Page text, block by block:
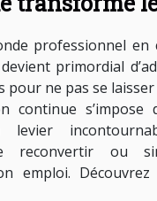
professionnel en
primordial
pour ne pas se
continue s’impose
levier
reconvertir ou
emploi. Découvrez